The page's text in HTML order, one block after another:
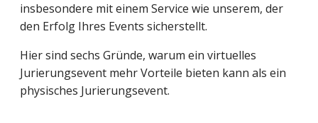
insbesondere mit einem Service wie unserem, der
den Erfolg Ihres Events sicherstellt.
Hier sind sechs Gründe, warum ein virtuelles
Jurierungsevent mehr Vorteile bieten kann als ein
physisches Jurierungsevent.